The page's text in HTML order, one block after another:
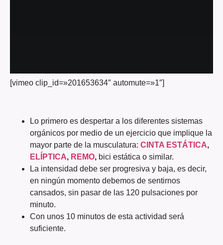
[vimeo clip_id=»201653634″ automute=»1″]
Lo primero es despertar a los diferentes sistemas
orgánicos por medio de un ejercicio que implique la
mayor parte de la musculatura: CINTA ESTÁTICA,
ELÍPTICA, REMO, bici estática o similar.
La intensidad debe ser progresiva y baja, es decir,
en ningún momento debemos de sentirnos
cansados, sin pasar de las 120 pulsaciones por
minuto.
Con unos 10 minutos de esta actividad será
suficiente.